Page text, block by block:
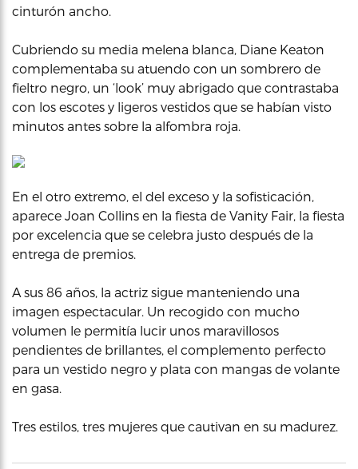
cinturón ancho.
Cubriendo su media melena blanca, Diane Keaton
complementaba su atuendo con un sombrero de
fieltro negro, un ‘look’ muy abrigado que contrastaba
con los escotes y ligeros vestidos que se habían visto
minutos antes sobre la alfombra roja.
En el otro extremo, el del exceso y la sofisticación,
aparece Joan Collins en la fiesta de Vanity Fair, la fiesta
por excelencia que se celebra justo después de la
entrega de premios.
A sus 86 años, la actriz sigue manteniendo una
imagen espectacular. Un recogido con mucho
volumen le permitía lucir unos maravillosos
pendientes de brillantes, el complemento perfecto
para un vestido negro y plata con mangas de volante
en gasa.
Tres estilos, tres mujeres que cautivan en su madurez.